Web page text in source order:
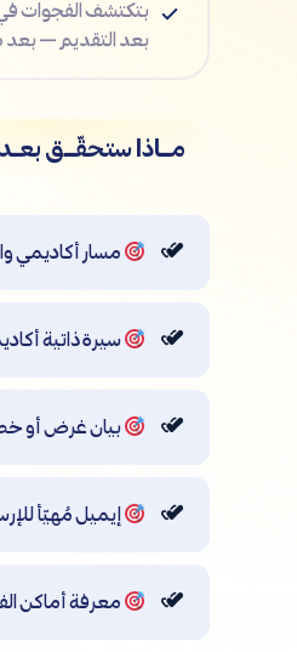
بتكتشف الفجوات
بعد التقديم —
مـــاذا ستحقّـــق
مسار أكاديمي
سيرة ذاتية
بيان غرض أو
إيميل مُهيّأ
معرفة أماكن